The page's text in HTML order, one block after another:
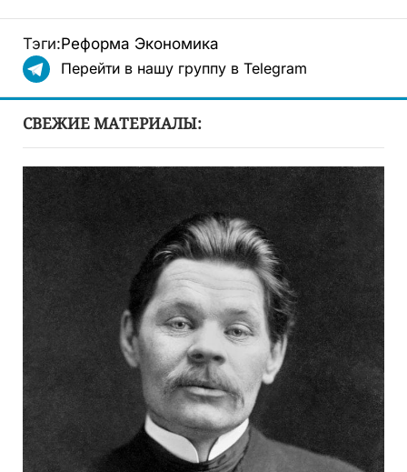
Тэги:Реформа Экономика
Перейти в нашу группу в Telegram
СВЕЖИЕ МАТЕРИАЛЫ: